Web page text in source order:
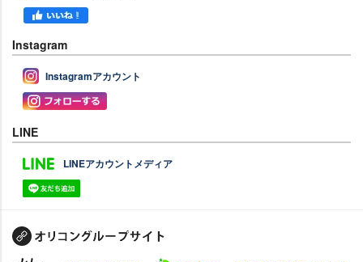
Instagram
Instagramアカウント
LINE
LINEアカウントメディア